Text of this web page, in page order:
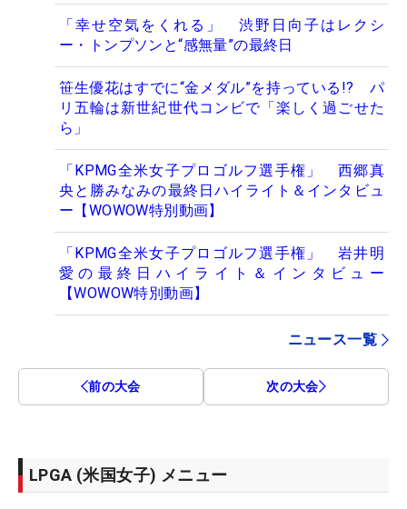
「幸せ空気をくれる」 渋野日向子はレクシ
ー・トンプソンと“感無量”の最終日
笹生優花はすでに“金メダル”を持っている!? パ
リ五輪は新世紀世代コンビで「楽しく過ごせた
ら」
「KPMG全米女子プロゴルフ選手権」 西郷真
央と勝みなみの最終日ハイライト＆インタビュ
ー【WOWOW特別動画】
「KPMG全米女子プロゴルフ選手権」 岩井明
愛の最終日ハイライト＆インタビュー
【WOWOW特別動画】
ニュース一覧
前の大会 次の大会
LPGA (米国女子) メニュー